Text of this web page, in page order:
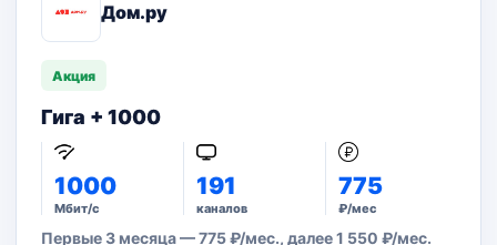
Дом.ру
Акция
Гига + 1000
1000
Мбит/с
191
каналов
775
₽/мес
Первые 3 месяца — 775 ₽/мес., далее 1 550 ₽/мес.